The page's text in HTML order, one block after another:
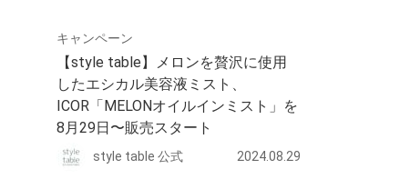
キャンペーン
【style table】メロンを贅沢に使用
したエシカル美容液ミスト、
ICOR「MELONオイルインミスト」を
8月29日〜販売スタート
style table 公式 2024.08.29